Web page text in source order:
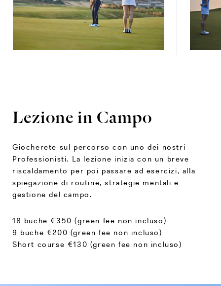
Corso di 5 giorni (90 minuti al giorno)*
Durata:30 minuti
Costo:€50
*Se durante la giornata ci fossero meno di
tre partecipanti, ridurremo la lezione a 30
minuti a bambino. Il numero massimo
consentito è di quattro partecipanti.
Lezione in Campo
Giocherete sul percorso con uno dei nostri
Professionisti. La lezione inizia con un breve
riscaldamento per poi passare ad esercizi, alla
spiegazione di routine, strategie mentali e
gestione del campo.
18 buche €350 (green fee non incluso)
9 buche €200 (green fee non incluso)
Short course €130 (green fee non incluso)